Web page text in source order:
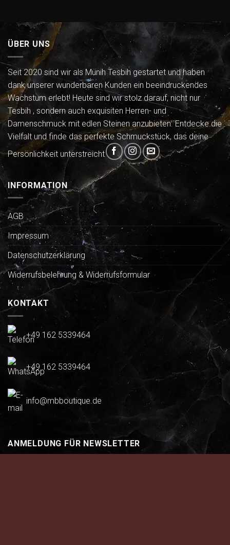
ÜBER UNS
Seit 2020 sind wir als Münih Tesbih gestartet und haben
dank unserer wunderbaren Kunden ein beeindruckendes
Wachstum erlebt! Heute sind wir stolz darauf, nicht nur
Tesbih , sondern auch exquisiten Herren- und
Damenschmuck mit edlen Steinen anzubieten. Entdecke die
Vielfalt und finde das perfekte Schmuckstück, das deine
Persönlichkeit unterstreicht
INFORMATION
AGB
Impressum
Datenschutzerklärung
Widerrufsbelehrung & Widerrufsformular
KONTAKT
+49 162 5339464
+49 162 5339464
info@mbboutique.de
ANMELDUNG FÜR NEWSLETTER